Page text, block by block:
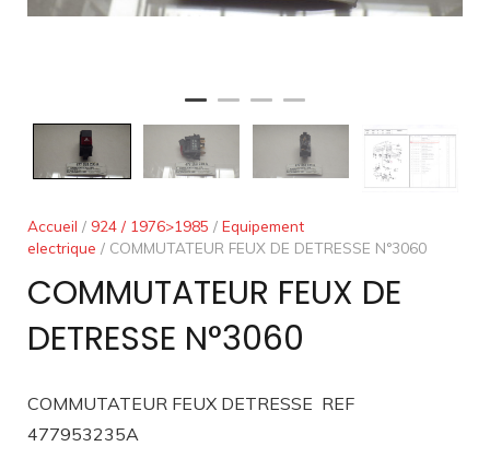
Accueil / 924 / 1976>1985 / Equipement
electrique / COMMUTATEUR FEUX DE DETRESSE N°3060
COMMUTATEUR FEUX DE
DETRESSE N°3060
COMMUTATEUR FEUX DETRESSE REF
477953235A